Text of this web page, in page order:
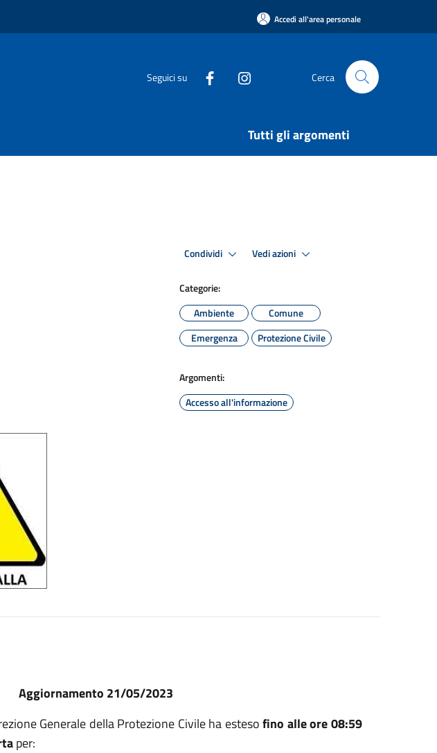
Accedi all'area personale
Seguici su Cerca
Tutti gli argomenti
Condividi Vedi azioni
Categorie:
Ambiente
Comune
Emergenza
Protezione Civile
Argomenti:
Accesso all'informazione
Aggiornamento 21/05/2023
Generale della Protezione Civile ha estesofino alle ore 08:59
per: